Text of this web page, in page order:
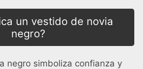
un vestido de novia
negro?
negro simboliza confianza y